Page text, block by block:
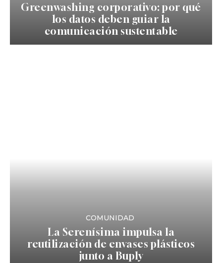
Greenwashing corporativo: por qué
los datos deben guiar la
comunicación sustentable
COMUNIDAD
La Serenísima impulsa la
reutilización de envases plásticos
junto a Buply